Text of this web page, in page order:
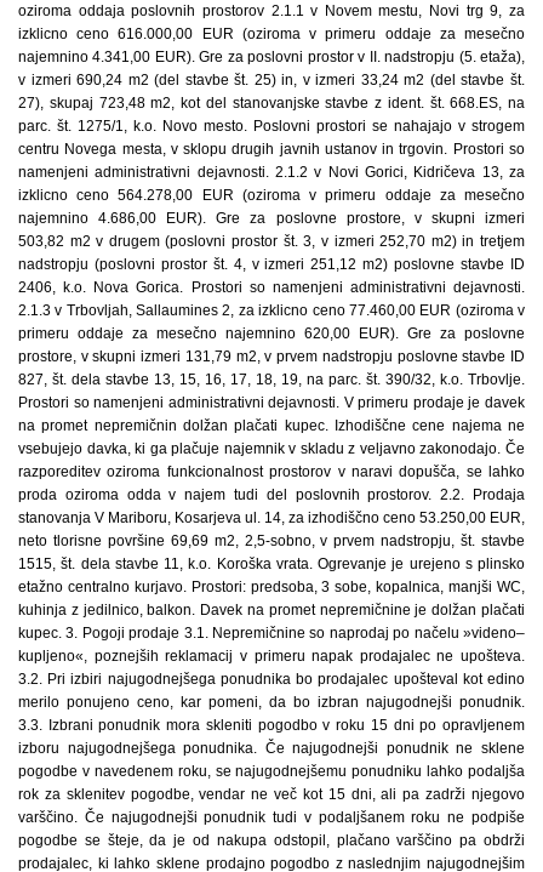
oziroma oddaja poslovnih prostorov 2.1.1 v Novem mestu, Novi trg 9, za
izklicno ceno 616.000,00 EUR (oziroma v primeru oddaje za mesečno
najemnino 4.341,00 EUR). Gre za poslovni prostor v II. nadstropju (5. etaža),
v izmeri 690,24 m2 (del stavbe št. 25) in, v izmeri 33,24 m2 (del stavbe št.
27), skupaj 723,48 m2, kot del stanovanjske stavbe z ident. št. 668.ES, na
parc. št. 1275/1, k.o. Novo mesto. Poslovni prostori se nahajajo v strogem
centru Novega mesta, v sklopu drugih javnih ustanov in trgovin. Prostori so
namenjeni administrativni dejavnosti. 2.1.2 v Novi Gorici, Kidričeva 13, za
izklicno ceno 564.278,00 EUR (oziroma v primeru oddaje za mesečno
najemnino 4.686,00 EUR). Gre za poslovne prostore, v skupni izmeri
503,82 m2 v drugem (poslovni prostor št. 3, v izmeri 252,70 m2) in tretjem
nadstropju (poslovni prostor št. 4, v izmeri 251,12 m2) poslovne stavbe ID
2406, k.o. Nova Gorica. Prostori so namenjeni administrativni dejavnosti.
2.1.3 v Trbovljah, Sallaumines 2, za izklicno ceno 77.460,00 EUR (oziroma v
primeru oddaje za mesečno najemnino 620,00 EUR). Gre za poslovne
prostore, v skupni izmeri 131,79 m2, v prvem nadstropju poslovne stavbe ID
827, št. dela stavbe 13, 15, 16, 17, 18, 19, na parc. št. 390/32, k.o. Trbovlje.
Prostori so namenjeni administrativni dejavnosti. V primeru prodaje je davek
na promet nepremičnin dolžan plačati kupec. Izhodiščne cene najema ne
vsebujejo davka, ki ga plačuje najemnik v skladu z veljavno zakonodajo. Če
razporeditev oziroma funkcionalnost prostorov v naravi dopušča, se lahko
proda oziroma odda v najem tudi del poslovnih prostorov. 2.2. Prodaja
stanovanja V Mariboru, Kosarjeva ul. 14, za izhodiščno ceno 53.250,00 EUR,
neto tlorisne površine 69,69 m2, 2,5-sobno, v prvem nadstropju, št. stavbe
1515, št. dela stavbe 11, k.o. Koroška vrata. Ogrevanje je urejeno s plinsko
etažno centralno kurjavo. Prostori: predsoba, 3 sobe, kopalnica, manjši WC,
kuhinja z jedilnico, balkon. Davek na promet nepremičnine je dolžan plačati
kupec. 3. Pogoji prodaje 3.1. Nepremičnine so naprodaj po načelu »videno–
kupljeno«, poznejših reklamacij v primeru napak prodajalec ne upošteva.
3.2. Pri izbiri najugodnejšega ponudnika bo prodajalec upošteval kot edino
merilo ponujeno ceno, kar pomeni, da bo izbran najugodnejši ponudnik.
3.3. Izbrani ponudnik mora skleniti pogodbo v roku 15 dni po opravljenem
izboru najugodnejšega ponudnika. Če najugodnejši ponudnik ne sklene
pogodbe v navedenem roku, se najugodnejšemu ponudniku lahko podaljša
rok za sklenitev pogodbe, vendar ne več kot 15 dni, ali pa zadrži njegovo
varščino. Če najugodnejši ponudnik tudi v podaljšanem roku ne podpiše
pogodbe se šteje, da je od nakupa odstopil, plačano varščino pa obdrži
prodajalec, ki lahko sklene prodajno pogodbo z naslednjim najugodnejšim